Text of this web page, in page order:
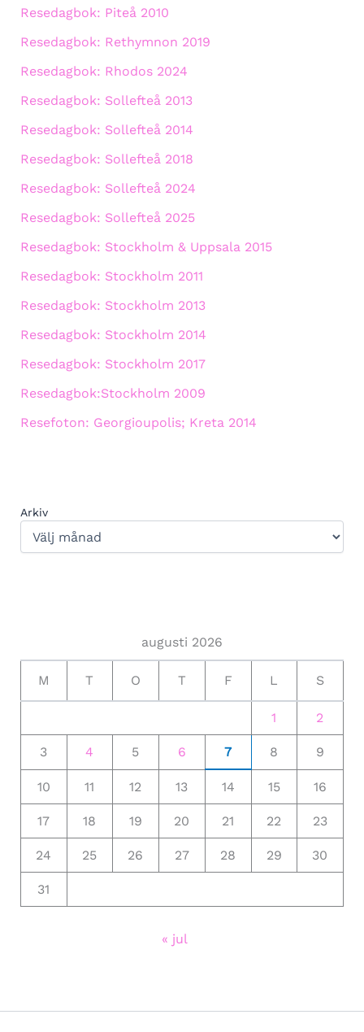
Resedagbok: Piteå 2010
Resedagbok: Rethymnon 2019
Resedagbok: Rhodos 2024
Resedagbok: Sollefteå 2013
Resedagbok: Sollefteå 2014
Resedagbok: Sollefteå 2018
Resedagbok: Sollefteå 2024
Resedagbok: Sollefteå 2025
Resedagbok: Stockholm & Uppsala 2015
Resedagbok: Stockholm 2011
Resedagbok: Stockholm 2013
Resedagbok: Stockholm 2014
Resedagbok: Stockholm 2017
Resedagbok:Stockholm 2009
Resefoton: Georgioupolis; Kreta 2014
Arkiv
augusti 2026
M T O T F L S
1 2
3 4 5 6 7 8 9
10 11 12 13 14 15 16
17 18 19 20 21 22 23
24 25 26 27 28 29 30
31
« jul